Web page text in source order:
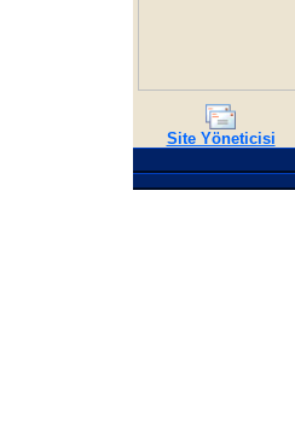
Site Yöneticisi